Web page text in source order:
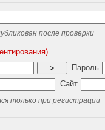
после проверки
>
Пароль
Сайт
только при регистрации